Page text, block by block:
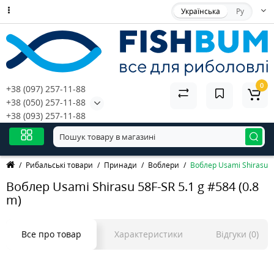
Українська Ру
+38 (097) 257-11-88
+38 (050) 257-11-88
+38 (093) 257-11-88
0
Рибальські товари Принади Воблери Воблер Usami Shirasu
Воблер Usami Shirasu 58F-SR 5.1 g #584 (0.8
m)
Все про товар Характеристики Відгуки (0)